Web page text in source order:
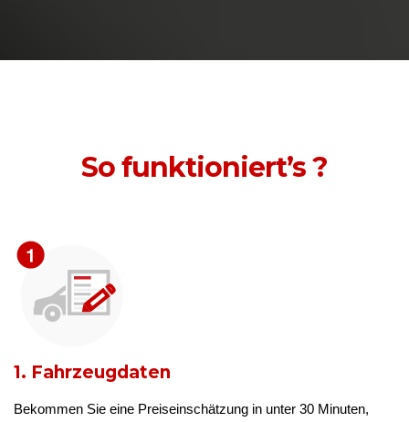
So funktioniert’s ?
1. Fahrzeugdaten
Bekommen Sie eine Preiseinschätzung in unter 30 Minuten,